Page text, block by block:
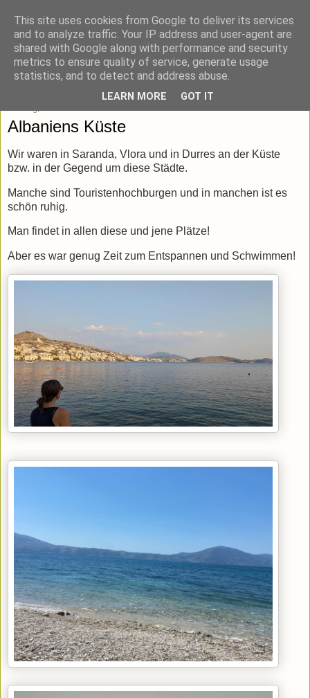
blick-punkt[e..]
Momentaufnahmen von unterwegs & daheim.
Albaniens Küste
Wir waren in Saranda, Vlora und in Durres an der Küste
bzw. in der Gegend um diese Städte.
Manche sind Touristenhochburgen und in manchen ist es
schön ruhig.
Man findet in allen diese und jene Plätze!
Aber es war genug Zeit zum Entspannen und Schwimmen!
This site uses cookies from Google to deliver its services
and to analyze traffic. Your IP address and user-agent are
shared with Google along with performance and security
metrics to ensure quality of service, generate usage
statistics, and to detect and address abuse.
LEARN MORE GOT IT